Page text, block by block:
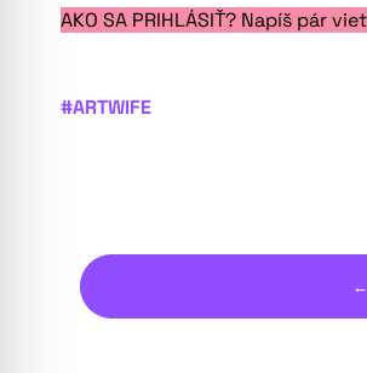
AKO SA PRIHLÁSIŤ? Napíš pár
#ARTWIFE
←